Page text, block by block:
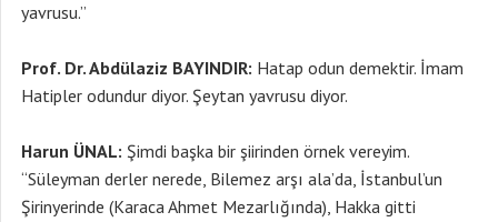
yavrusu.”
Prof. Dr. Abdülaziz BAYINDIR: Hatap odun demektir. İmam
Hatipler odundur diyor. Şeytan yavrusu diyor.
Harun ÜNAL: Şimdi başka bir şiirinden örnek vereyim.
“Süleyman derler nerede, Bilemez arşı ala’da, İstanbul’un
Şirinyerinde (Karaca Ahmet Mezarlığında), Hakka gitti